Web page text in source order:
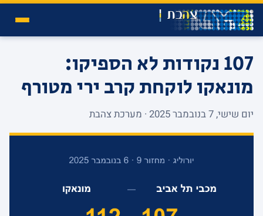
107 נקודות לא הספיקו:
מונאקו לוקחת קרב ירי מטורף
יום שישי, 7 בנובמבר 2025 · מערכת צהבת